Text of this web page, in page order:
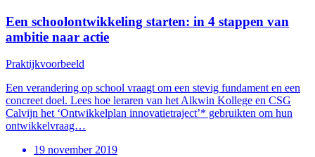
Een schoolontwikkeling starten: in 4 stappen van
ambitie naar actie
Praktijkvoorbeeld
Een verandering op school vraagt om een stevig fundament en een
concreet doel. Lees hoe leraren van het Alkwin Kollege en CSG
Calvijn het ‘Ontwikkelplan innovatietraject’* gebruikten om hun
ontwikkelvraag…
19 november 2019